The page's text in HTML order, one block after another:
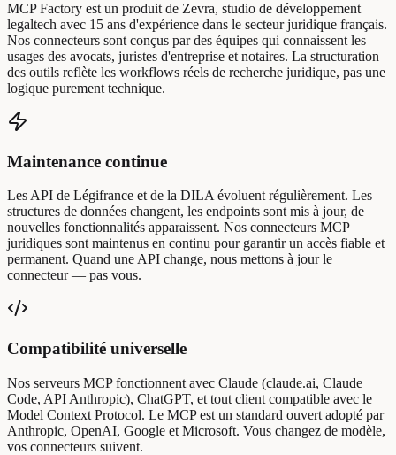
MCP Factory est un produit de Zevra, studio de développement
legaltech avec 15 ans d'expérience dans le secteur juridique français.
Nos connecteurs sont conçus par des équipes qui connaissent les
usages des avocats, juristes d'entreprise et notaires. La structuration
des outils reflète les workflows réels de recherche juridique, pas une
logique purement technique.
Maintenance continue
Les API de Légifrance et de la DILA évoluent régulièrement. Les
structures de données changent, les endpoints sont mis à jour, de
nouvelles fonctionnalités apparaissent. Nos connecteurs MCP
juridiques sont maintenus en continu pour garantir un accès fiable et
permanent. Quand une API change, nous mettons à jour le
connecteur — pas vous.
Compatibilité universelle
Nos serveurs MCP fonctionnent avec Claude (claude.ai, Claude
Code, API Anthropic), ChatGPT, et tout client compatible avec le
Model Context Protocol. Le MCP est un standard ouvert adopté par
Anthropic, OpenAI, Google et Microsoft. Vous changez de modèle,
vos connecteurs suivent.